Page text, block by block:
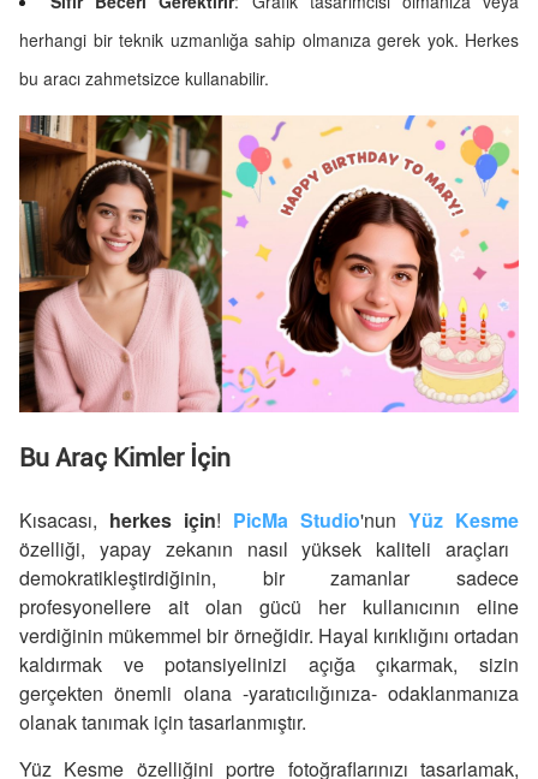
herhangi bir teknik uzmanlığa sahip olmanıza gerek yok. Herkes
bu aracı zahmetsizce kullanabilir.
Bu Araç Kimler İçin
Kısacası, herkes için! PicMa Studio'nun Yüz Kesme
özelliği, yapay zekanın nasıl yüksek kaliteli araçları
demokratikleştirdiğinin, bir zamanlar sadece
profesyonellere ait olan gücü her kullanıcının eline
verdiğinin mükemmel bir örneğidir. Hayal kırıklığını ortadan
kaldırmak ve potansiyelinizi açığa çıkarmak, sizin
gerçekten önemli olana -yaratıcılığınıza- odaklanmanıza
olanak tanımak için tasarlanmıştır.
Yüz Kesme özelliğini portre fotoğraflarınızı tasarlamak,